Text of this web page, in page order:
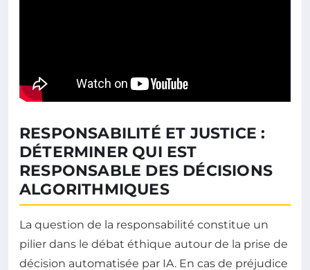
RESPONSABILITÉ ET JUSTICE :
DÉTERMINER QUI EST
RESPONSABLE DES DÉCISIONS
ALGORITHMIQUES
La question de la responsabilité constitue un
pilier dans le débat éthique autour de la prise de
décision automatisée par IA. En cas de préjudice